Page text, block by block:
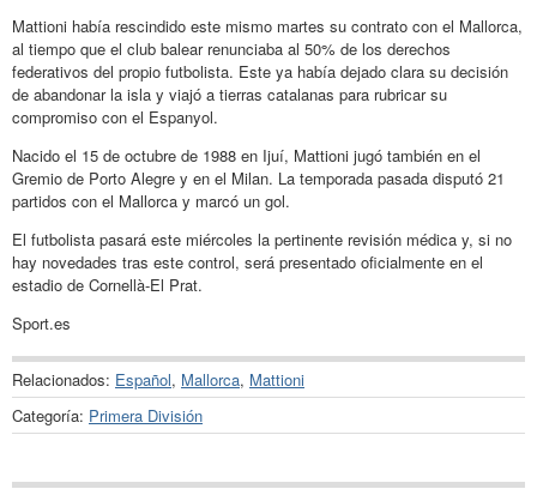
Mattioni había rescindido este mismo martes su contrato con el Mallorca,
al tiempo que el club balear renunciaba al 50% de los derechos
federativos del propio futbolista. Este ya había dejado clara su decisión
de abandonar la isla y viajó a tierras catalanas para rubricar su
compromiso con el Espanyol.
Nacido el 15 de octubre de 1988 en Ijuí, Mattioni jugó también en el
Gremio de Porto Alegre y en el Milan. La temporada pasada disputó 21
partidos con el Mallorca y marcó un gol.
El futbolista pasará este miércoles la pertinente revisión médica y, si no
hay novedades tras este control, será presentado oficialmente en el
estadio de Cornellà-El Prat.
Sport.es
Relacionados: Español, Mallorca, Mattioni
Categoría: Primera División